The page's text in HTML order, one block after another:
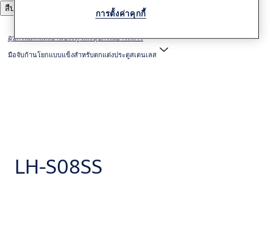
สืบหา
อุปกรณ์ตกแต่งบานประตู และอุปกรณ์ฮาร์ดแวร์
มือจับก้านโยกแบบแข็งสำหรับตกแต่งประตูสเตนเลส
LH-S08SS
การตั้งค่าคุกกี้